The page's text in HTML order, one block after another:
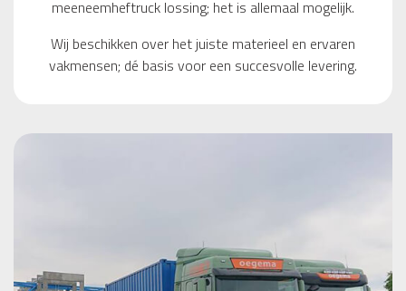
meeneemheftruck lossing; het is allemaal mogelijk.
Wij beschikken over het juiste materieel en ervaren
vakmensen; dé basis voor een succesvolle levering.